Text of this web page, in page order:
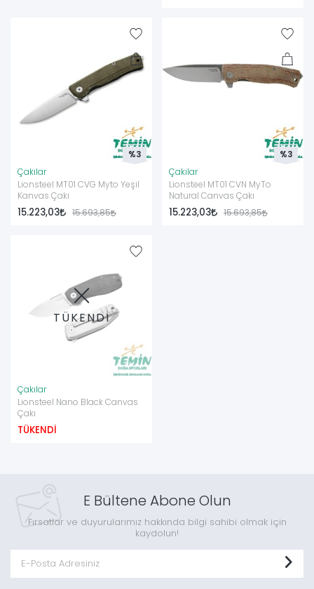
Çakılar
Lionsteel MT01 CVG Myto Yeşil
Kanvas Çakı
15.223,03 15.693,85
%3
Çakılar
Lionsteel MT01 CVN MyTo
Natural Canvas Çakı
15.223,03 15.693,85
%3
TÜKENDİ
Çakılar
Lionsteel Nano Black Canvas
Çakı
TÜKENDİ
E Bültene Abone Olun
Fırsatlar ve duyurularımız hakkında bilgi sahibi olmak için
kaydolun!